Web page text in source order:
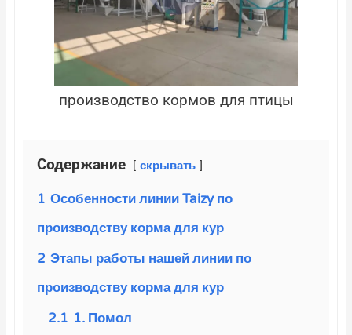
производство кормов для птицы
Содержание скрывать
1 Особенности линии Taizy по
производству корма для кур
2 Этапы работы нашей линии по
производству корма для кур
2.1 1. Помол